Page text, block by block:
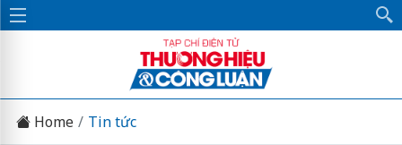
Home Tin tức